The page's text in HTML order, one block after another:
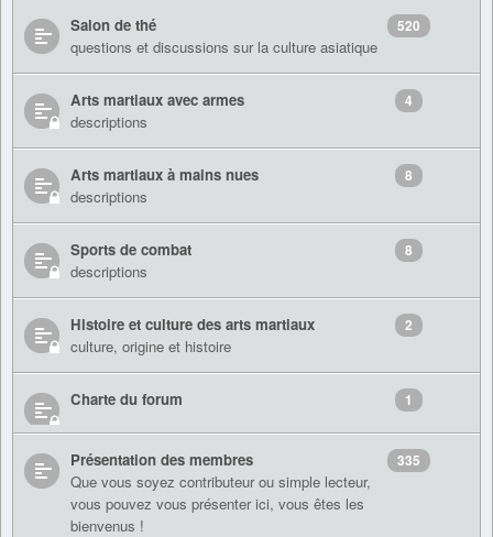
Salon de thé
questions et discussions sur la culture asiatique
520
Arts martiaux avec armes
descriptions
4
Arts martiaux à mains nues
descriptions
8
Sports de combat
descriptions
8
Histoire et culture des arts martiaux
culture, origine et histoire
2
Charte du forum 1
Présentation des membres
Que vous soyez contributeur ou simple lecteur,
vous pouvez vous présenter ici, vous êtes les
bienvenus !
335